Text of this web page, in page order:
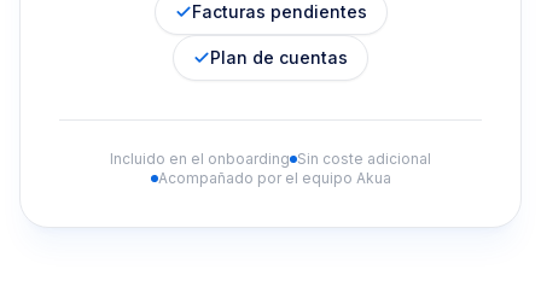
Facturas pendientes
Plan de cuentas
Incluido en el onboarding Sin coste adicional
Acompañado por el equipo Akua